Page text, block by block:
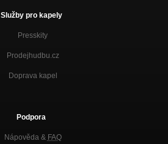
Služby pro kapely
Presskity
Prodejhudbu.cz
Doprava kapel
Podpora
Nápověda & FAQ